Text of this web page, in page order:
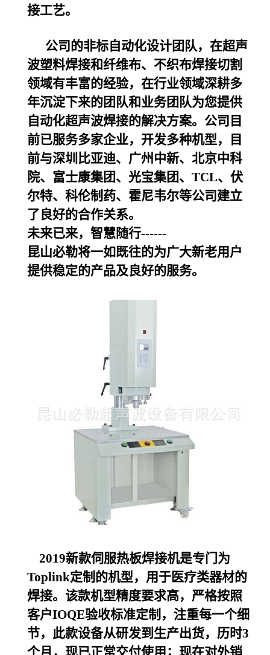
接工艺。
公司的非标自动化设计团队，在超声
波塑料焊接和纤维布、不织布焊接切割
领域有丰富的经验，在行业领域深耕多
年沉淀下来的团队和业务团队为您提供
自动化超声波焊接的解决方案。公司目
前已服务多家企业，开发多种机型，目
前与深圳比亚迪、广州中新、北京中科
院、富士康集团、光宝集团、TCL、伏
尔特、科伦制药、霍尼韦尔等公司建立
了良好的合作关系。
未来已来，智慧随行------
昆山必勒将一如既往的为广大新老用户
提供稳定的产品及良好的服务。
2019新款伺服热板焊接机是专门为
Toplink定制的机型，用于医疗类器材的
焊接。该款机型精度要求高，严格按照
客户IOQE验收标准定制，注重每一个细
节，此款设备从研发到生产出货，历时3
个月，现已正常交付使用；现在对外销